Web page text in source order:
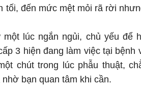
tối, đến mức mệt mỏi rã rời
lúc ngắn ngủi, chủ yếu để
3 hiện đang làm việc tại bệnh
chút trong lúc phẫu thuật,
bạn quan tâm khi cần.